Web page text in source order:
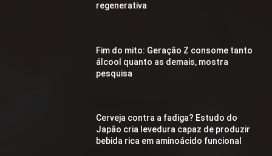
regenerativa
Fim do mito: Geração Z consome tanto
álcool quanto as demais, mostra
pesquisa
Cerveja contra a fadiga? Estudo do
Japão cria levedura capaz de produzir
bebida rica em aminoácido funcional